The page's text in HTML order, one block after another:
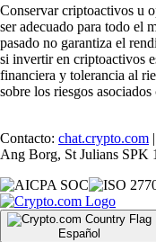
Conservar criptoactivos u
ser adecuado para todo el
pasado no garantiza el
si invertir en criptoactivos
financiera y tolerancia al
sobre los riesgos
Contacto: chat.crypto.com
Ang Borg, St Julians SPK
Español